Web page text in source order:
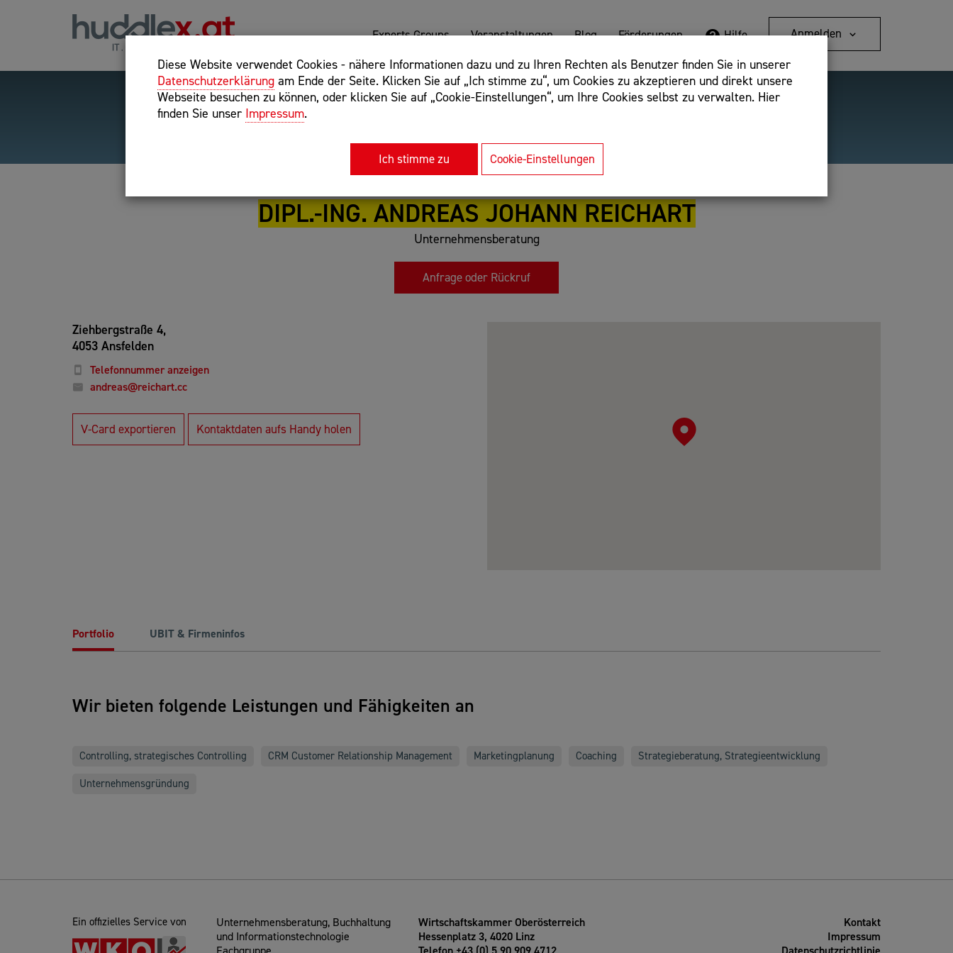
Diese Website verwendet Cookies - nähere Informationen dazu und zu Ihren Rechten als Benutzer finden Sie in unserer
Datenschutzerklärung am Ende der Seite. Klicken Sie auf „Ich stimme zu“, um Cookies zu akzeptieren und direkt unsere
Webseite besuchen zu können, oder klicken Sie auf „Cookie-Einstellungen“, um Ihre Cookies selbst zu verwalten. Hier
finden Sie unser Impressum.
Ich stimme zu Cookie-Einstellungen
Experts Groups Veranstaltungen Blog Förderungen Hilfe Anmelden
Hilfreiche Suchparameter: Begriff einschließen: +webshop, Begriff ausschließen: -webshop,
Exakter Suchbegriff: "internet of things"
Detailsuche
DIPL.-ING. ANDREAS JOHANN REICHART
Unternehmensberatung
Anfrage oder Rückruf
Ziehbergstraße 4,
4053 Ansfelden
Telefonnummer anzeigen
andreas@reichart.cc
V-Card exportieren Kontaktdaten aufs Handy holen
Portfolio UBIT & Firmeninfos
Wir bieten folgende Leistungen und Fähigkeiten an
Controlling, strategisches Controlling CRM Customer Relationship Management Marketingplanung Coaching
Strategieberatung, Strategieentwicklung
Unternehmensgründung
Ein offizielles Service von
Unternehmensberatung, Buchhaltung
und Informationstechnologie
Wirtschaftskammer Oberösterreich
Hessenplatz 3, 4020 Linz
Kontakt
Impressum